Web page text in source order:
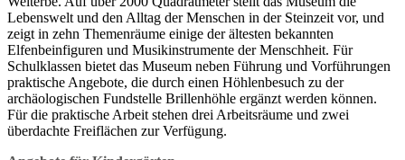
Lebenswelt und den Alltag der Menschen in der Steinzeit vor, und
zeigt in zehn Themenräume einige der ältesten bekannten
Elfenbeinfiguren und Musikinstrumente der Menschheit. Für
Schulklassen bietet das Museum neben Führung und Vorführungen
praktische Angebote, die durch einen Höhlenbesuch zu der
archäologischen Fundstelle Brillenhöhle ergänzt werden können.
Für die praktische Arbeit stehen drei Arbeitsräume und zwei
überdachte Freiflächen zur Verfügung.